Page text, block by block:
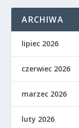
ARCHIWA
lipiec 2026
czerwiec 2026
marzec 2026
luty 2026